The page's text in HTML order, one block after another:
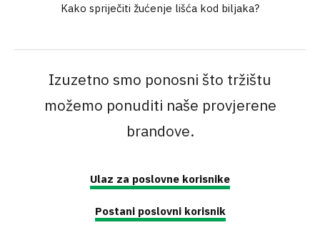
Kako spriječiti žućenje lišća kod biljaka?
Izuzetno smo ponosni što tržištu
možemo ponuditi naše provjerene
brandove.
Ulaz za poslovne korisnike
Postani poslovni korisnik